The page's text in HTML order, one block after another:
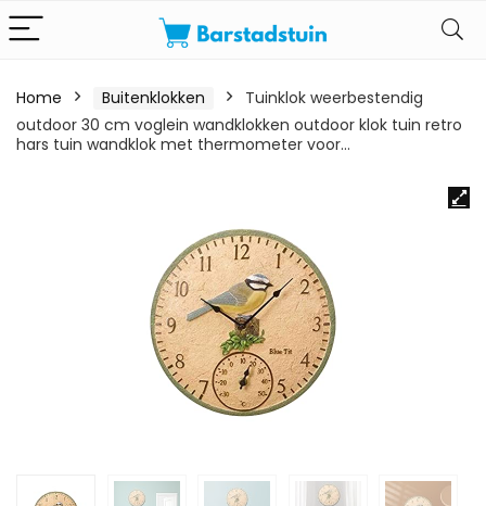
Home Buitenklokken
Tuinklok weerbestendig
outdoor 30 cm voglein wandklokken outdoor klok tuin retro
hars tuin wandklok met thermometer voor…